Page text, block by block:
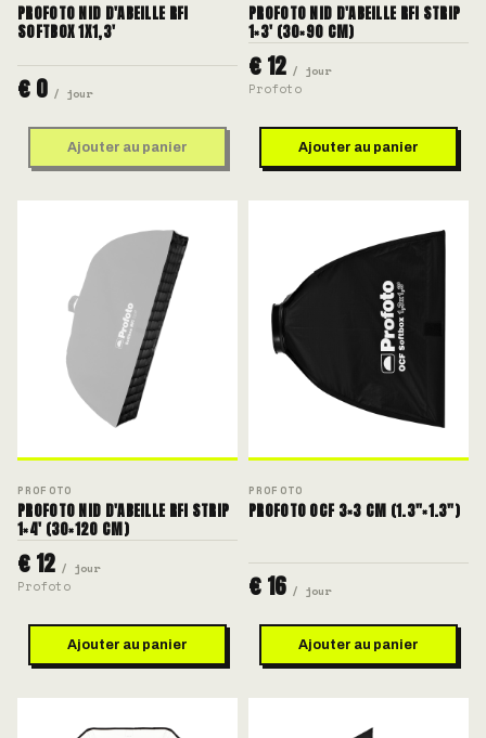
PROFOTO NID D'ABEILLE RFI
SOFTBOX 1X1,3'
€ 0 / jour
Ajouter au panier
PROFOTO NID D'ABEILLE RFI STRIP
1×3' (30×90 CM)
€ 12 / jour
Profoto
Ajouter au panier
PROFOTO
PROFOTO NID D'ABEILLE RFI STRIP
1×4' (30×120 CM)
€ 12 / jour
Profoto
Ajouter au panier
PROFOTO
PROFOTO OCF 3×3 CM (1.3"×1.3")
€ 16 / jour
Ajouter au panier